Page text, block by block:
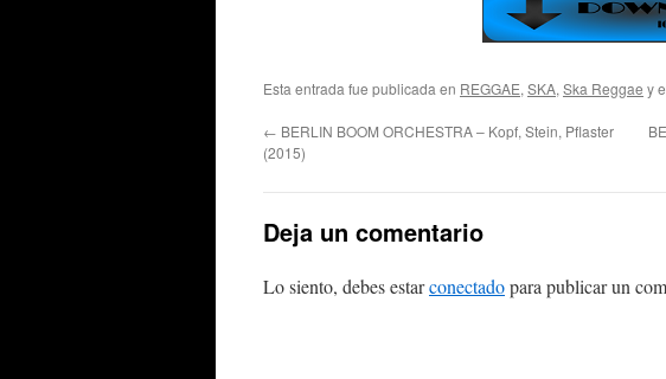
Esta entrada fue publicada en REGGAE, SKA, Ska Reggae y
← BERLIN BOOM ORCHESTRA – Kopf, Stein, Pflaster
(2015)
Deja un comentario
Lo siento, debes estarconectadopara publicar un